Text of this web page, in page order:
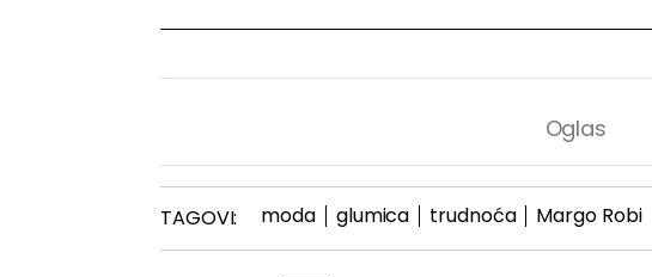
TAGOVI: moda glumica trudnoća Margo Robi